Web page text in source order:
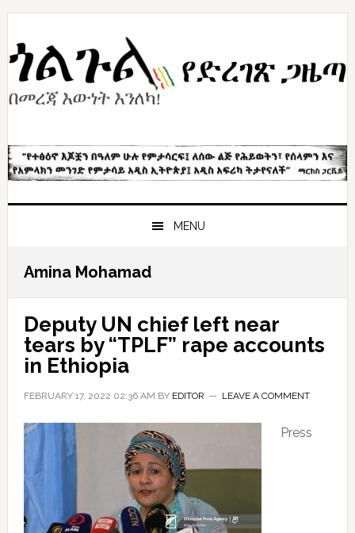
Skip
primary
navigation
Skip
content
Skip
primary
sidebar
MENU
Amina Mohamad
Deputy UN chief left near
tears by “TPLF” rape accounts
in Ethiopia
FEBRUARY 17, 2022 02:36 AM BY EDITOR LEAVE A COMMENT
Press